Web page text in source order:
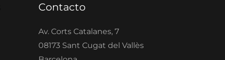
Contacto
Av. Corts Catalanes, 7
08173 Sant Cugat del Vallès